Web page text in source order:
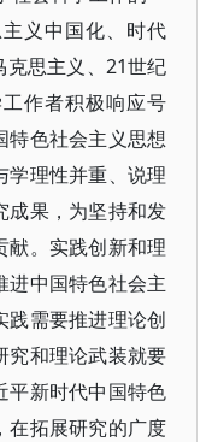
义中国化、时代
克思主义、21世纪
作者积极响应号
特色社会主义思想
学理性并重、说理
成果，为坚持和发
献。实践创新和理
进中国特色社会主
践需要推进理论创
究和理论武装就要
平新时代中国特色
在拓展研究的广度